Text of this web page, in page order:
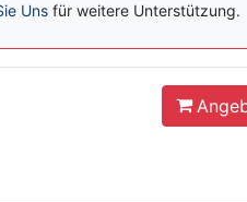
Uns für weitere Unterstützung.